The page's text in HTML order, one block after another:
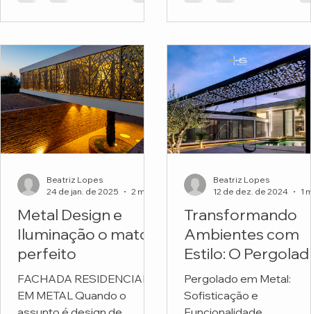
do...
Metal Design e
Iluminação o match
perfeito
FACHADA RESIDENCIAL
EM METAL Quando o
Beatriz Lopes
24 de jan. de 2025
Transformando
Ambientes com
Estilo: O
em Metal
Personalizado da
Pergolado em Metal:
Sofisticação e
Beatriz Lopes
12 de dez. de 2024